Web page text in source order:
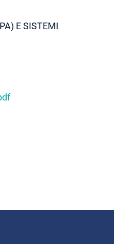
E SISTEMI